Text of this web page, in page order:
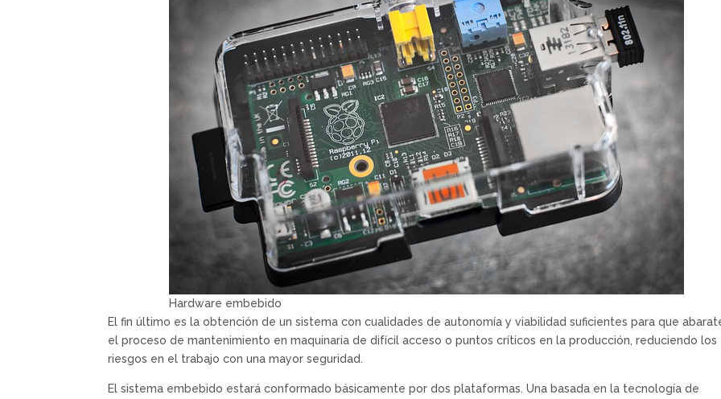
Hardware embebido
El fin último es la obtención de un sistema con cualidades de autonomía y viabilidad suficientes para que
el proceso de mantenimiento en maquinaria de difícil acceso o puntos críticos en la producción, reduciendo los
riesgos en el trabajo con una mayor seguridad.
El sistema embebido estará conformado básicamente por dos plataformas. Una basada en la tecnología de